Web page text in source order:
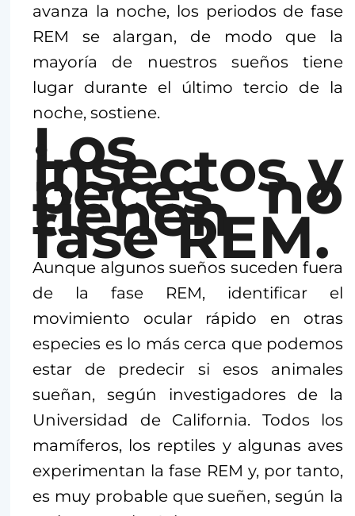
avanza la noche, los periodos de fase
REM se alargan, de modo que la
mayoría de nuestros sueños tiene
lugar durante el último tercio de la
noche, sostiene.
Los
insectos y
peces no
tienen
fase REM.
Aunque algunos sueños suceden fuera
de la fase REM, identificar el
movimiento ocular rápido en otras
especies es lo más cerca que podemos
estar de predecir si esos animales
sueñan, según investigadores de la
Universidad de California. Todos los
mamíferos, los reptiles y algunas aves
experimentan la fase REM y, por tanto,
es muy probable que sueñen, según la